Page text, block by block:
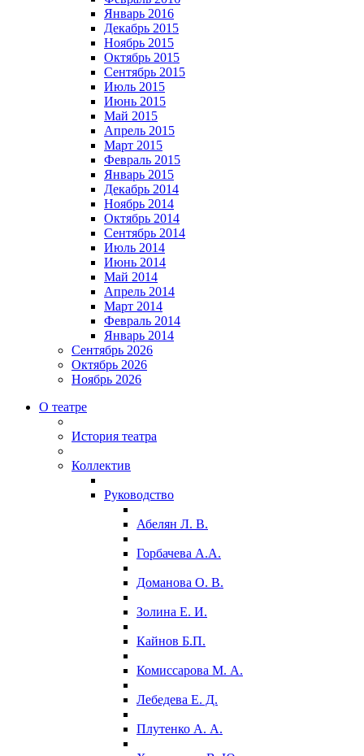
Январь 2016
Декабрь 2015
Ноябрь 2015
Октябрь 2015
Сентябрь 2015
Июль 2015
Июнь 2015
Май 2015
Апрель 2015
Март 2015
Февраль 2015
Январь 2015
Декабрь 2014
Ноябрь 2014
Октябрь 2014
Сентябрь 2014
Июль 2014
Июнь 2014
Май 2014
Апрель 2014
Март 2014
Февраль 2014
Январь 2014
Сентябрь 2026
Октябрь 2026
Ноябрь 2026
О театре
История театра
Коллектив
Руководство
Абелян Л. В.
Горбачева А.А.
Доманова О. В.
Золина Е. И.
Кайнов Б.П.
Комиссарова М. А.
Лебедева Е. Д.
Плутенко А. А.